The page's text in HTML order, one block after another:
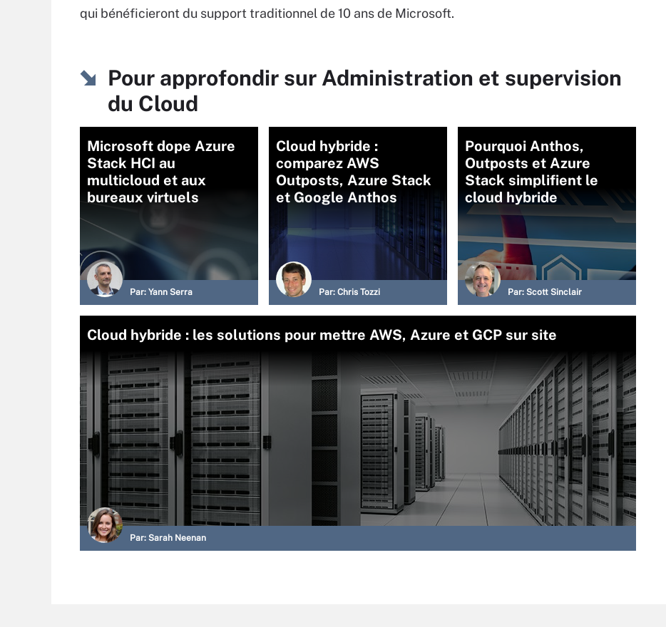
qui bénéficieront du support traditionnel de 10 ans de Microsoft.
Pour approfondir sur Administration et supervision
du Cloud
Microsoft dope Azure
Stack HCI au
multicloud et aux
bureaux virtuels
Par: Yann Serra
Cloud hybride :
comparez AWS
Outposts, Azure Stack
et Google Anthos
Par: Chris Tozzi
Pourquoi Anthos,
Outposts et Azure
Stack simplifient le
cloud hybride
Par: Scott Sinclair
Cloud hybride : les solutions pour mettre AWS, Azure et GCP sur site
Par: Sarah Neenan